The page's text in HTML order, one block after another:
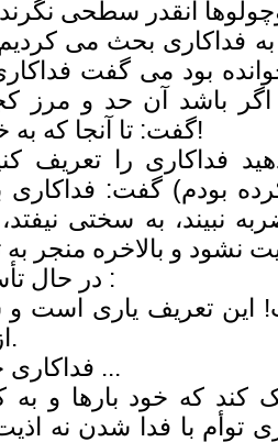
فداکاری بحث می کردیم
بود می گفت
باشد آن حد و مرز
گفت: تا آنجا که به خویش صدمه ای نزند!
فداکاری را تعریف
بودم) گفت: فداکاری
نبیند، به سختی
در حال تأسف شدید به او گفتم :
تعریف یاری است و
از خدمت، نه فداکاری.
فداکاری خود می گوید چیست ...
کند که خود بارها و به
توأم با فدا شدن نه